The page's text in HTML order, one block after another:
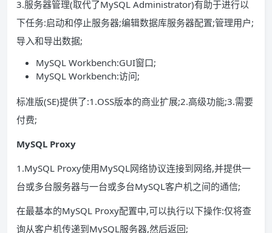
3.服务器管理(取代了MySQL Administrator)有助于进行以
下任务:启动和停止服务器;编辑数据库服务器配置;管理用户;
导入和导出数据;
MySQL Workbench:GUI窗口;
MySQL Workbench:访问;
标准版(SE)提供了:1.OSS版本的商业扩展;2.高级功能;3.需要
付费;
MySQL Proxy
1.MySQL Proxy使用MySQL网络协议连接到网络,并提供一
台或多台服务器与一台或多台MySQL客户机之间的通信;
在最基本的MySQL Proxy配置中,可以执行以下操作:仅将查
询从客户机传递到MySQL服务器,然后返回;